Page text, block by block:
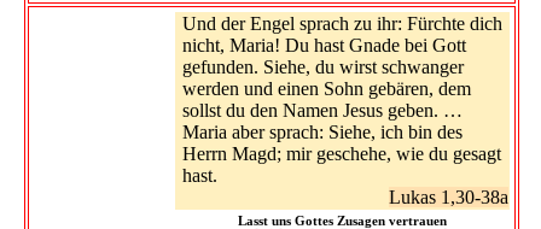
Und der Engel sprach zu ihr: Fürchte dich
nicht, Maria! Du hast Gnade bei Gott
gefunden. Siehe, du wirst schwanger
werden und einen Sohn gebären, dem
sollst du den Namen Jesus geben. …
Maria aber sprach: Siehe, ich bin des
Herrn Magd; mir geschehe, wie du gesagt
hast.
Lukas 1,30-38a
Lasst uns Gottes Zusagen vertrauen